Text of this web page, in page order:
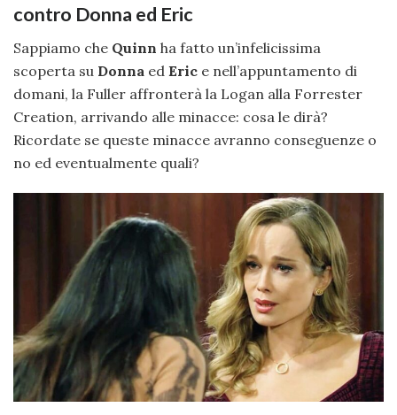
contro Donna ed Eric
Sappiamo che Quinn ha fatto un’infelicissima
scoperta su Donna ed Eric e nell’appuntamento di
domani, la Fuller affronterà la Logan alla Forrester
Creation, arrivando alle minacce: cosa le dirà?
Ricordate se queste minacce avranno conseguenze o
no ed eventualmente quali?